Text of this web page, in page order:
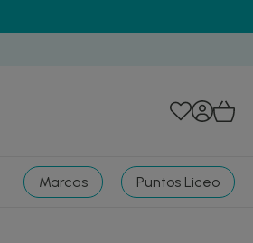
Marcas Puntos Liceo